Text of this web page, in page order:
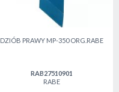
DZIÓB PRAWY MP-350 ORG.RABE
RAB27510901
RABE